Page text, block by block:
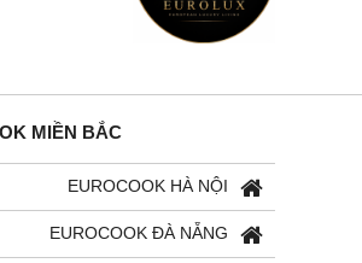
MIỀN BẮC
EUROCOOK HÀ NỘI
EUROCOOK ĐÀ NẴNG